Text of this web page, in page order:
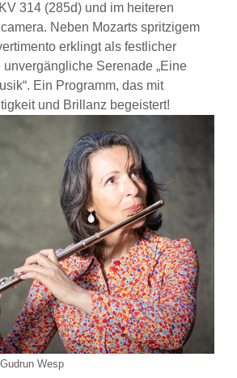
314 (285d) und im heiteren
Neben Mozarts spritzigem
erklingt als festlicher
unvergängliche Serenade „Eine
Ein Programm, das mit
und Brillanz begeistert!
Wesp